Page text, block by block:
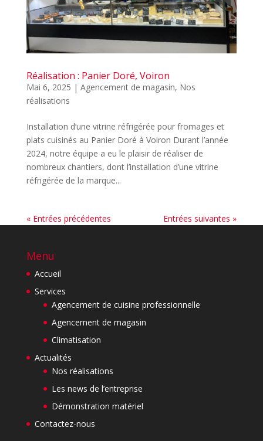
Réalisation : Panier Doré, Voiron
Mai 6, 2025 | Agencement de magasin, Nos
réalisations
Installation d’une vitrine réfrigérée pour fromages et
plats cuisinés au Panier Doré à Voiron Durant l’année
2024, notre équipe a eu le plaisir de réaliser de
nombreux chantiers, dont l’installation d’une vitrine
réfrigérée de la marque...
« Entrées précédentes Entrées suivantes »
Menu
Accueil
Services
Agencement de cuisine professionnelle
Agencement de magasin
Climatisation
Actualités
Nos réalisations
Les news de l’entreprise
Démonstration matériel
Contactez-nous